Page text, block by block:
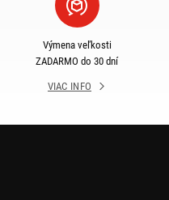
Výmena veľkosti
ZADARMO do 30 dní
VIAC INFO